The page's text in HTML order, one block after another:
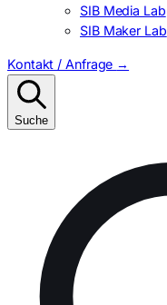
SIB Media Lab
SIB Maker Lab
Kontakt / Anfrage →
Suche